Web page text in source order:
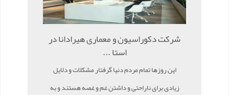
شرکت دکوراسیون و معماری هیرادانا در
استا ...
این روزها تمام مردم دنیا گرفتار مشکلات و دلایل
زیادی برای ناراحتی و داشتن غم و غصه هستند و به